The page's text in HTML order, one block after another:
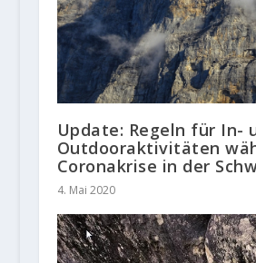
Update: Regeln für In-
Outdooraktivitäten
Coronakrise in der
4. Mai 2020